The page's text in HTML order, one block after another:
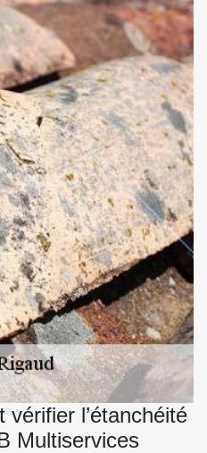
l’étanchéité
Multiservices